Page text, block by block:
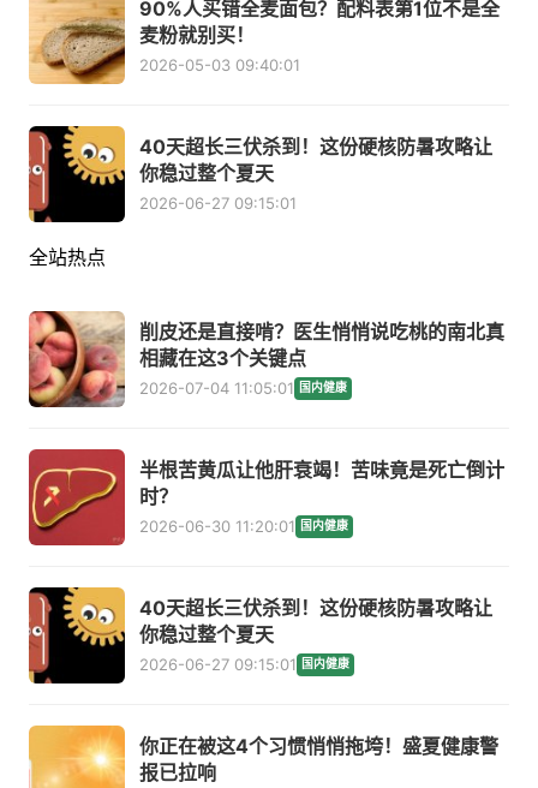
90%人买错全麦面包？配料表第1位不是全
麦粉就别买！
2026-05-03 09:40:01
40天超长三伏杀到！这份硬核防暑攻略让
你稳过整个夏天
2026-06-27 09:15:01
全站热点
削皮还是直接啃？医生悄悄说吃桃的南北真
相藏在这3个关键点
2026-07-04 11:05:01 国内健康
半根苦黄瓜让他肝衰竭！苦味竟是死亡倒计
时？
2026-06-30 11:20:01 国内健康
40天超长三伏杀到！这份硬核防暑攻略让
你稳过整个夏天
2026-06-27 09:15:01 国内健康
你正在被这4个习惯悄悄拖垮！盛夏健康警
报已拉响